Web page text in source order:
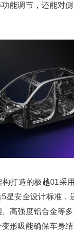
能调节，还能对
打造的极越01采
星安全设计标准，
高强度铝合金等
形吸能确保车身